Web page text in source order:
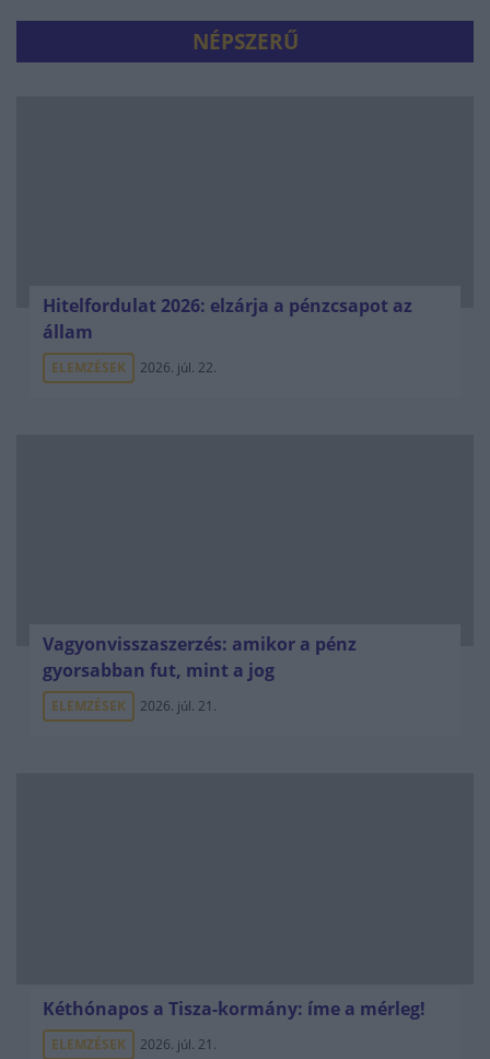
NÉPSZERŰ
Hitelfordulat 2026: elzárja a pénzcsapot az
állam
ELEMZÉSEK 2026. júl. 22.
Vagyonvisszaszerzés: amikor a pénz
gyorsabban fut, mint a jog
ELEMZÉSEK 2026. júl. 21.
Kéthónapos a Tisza-kormány: íme a mérleg!
ELEMZÉSEK 2026. júl. 21.